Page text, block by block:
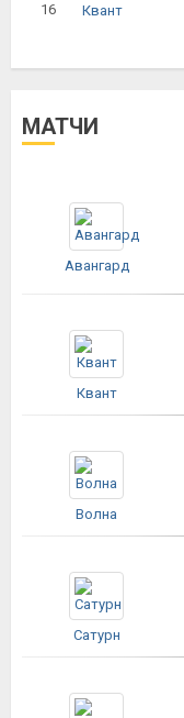
16 Квант
МАТЧИ
Авангард
Квант
Волна
Сатурн